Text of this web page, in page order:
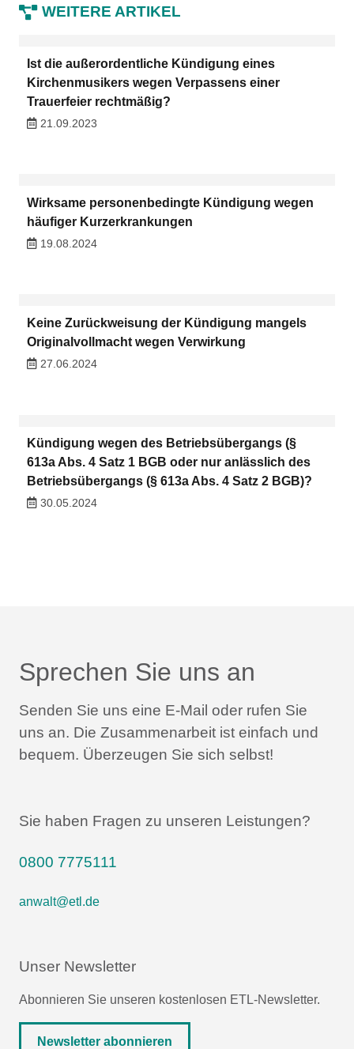
WEITERE ARTIKEL
Ist die außerordentliche Kündigung eines
Kirchenmusikers wegen Verpassens einer
Trauerfeier rechtmäßig?
21.09.2023
Wirksame personenbedingte Kündigung wegen
häufiger Kurzerkrankungen
19.08.2024
Keine Zurückweisung der Kündigung mangels
Originalvollmacht wegen Verwirkung
27.06.2024
Kündigung wegen des Betriebsübergangs (§
613a Abs. 4 Satz 1 BGB oder nur anlässlich des
Betriebsübergangs (§ 613a Abs. 4 Satz 2 BGB)?
30.05.2024
Sprechen Sie uns an
Senden Sie uns eine E-Mail oder rufen Sie
uns an. Die Zusammenarbeit ist einfach und
bequem. Überzeugen Sie sich selbst!
Sie haben Fragen zu unseren Leistungen?
0800 7775111
anwalt@etl.de
Unser Newsletter
Abonnieren Sie unseren kostenlosen ETL-Newsletter.
Newsletter abonnieren